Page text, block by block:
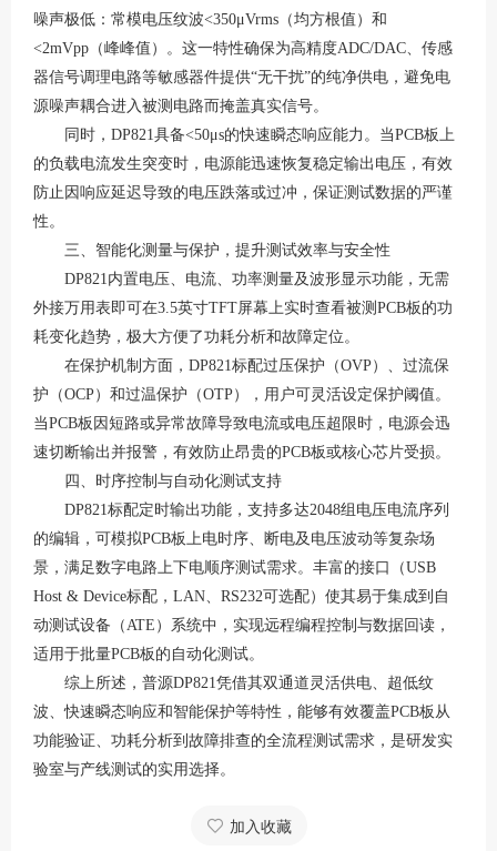
噪声极低：常模电压纹波<350μVrms（均方根值）和
<2mVpp（峰峰值） 。这一特性确保为高精度ADC/DAC、传感
器信号调理电路等敏感器件提供“无干扰”的纯净供电，避免电
源噪声耦合进入被测电路而掩盖真实信号。
同时， DP821具备<50μs的快速瞬态响应能力 。当PCB板上
的负载电流发生突变时，电源能迅速恢复稳定输出电压，有效
防止因响应延迟导致的电压跌落或过冲，保证测试数据的严谨
性。
三、智能化测量与保护，提升测试效率与安全性
DP821内置电压、电流、功率测量及波形显示功能，无需
外接万用表即可在3.5英寸TFT屏幕上实时查看被测PCB板的功
耗变化趋势，极大方便了功耗分析和故障定位。
在保护机制方面， DP821标配过压保护（OVP）、过流保
护（OCP）和过温保护（OTP），用户可灵活设定保护阈值。
当PCB板因短路或异常故障导致电流或电压超限时，电源会迅
速切断输出并报警，有效防止昂贵的PCB板或核心芯片受损。
四、时序控制与自动化测试支持
DP821标配定时输出功能，支持多达2048组电压电流序列
的编辑，可模拟PCB板上电时序、断电及电压波动等复杂场
景，满足数字电路上下电顺序测试需求。丰富的接口（USB
Host & Device标配，LAN、RS232可选配）使其易于集成到自
动测试设备（ATE）系统中，实现远程编程控制与数据回读，
适用于批量PCB板的自动化测试。
综上所述，普源DP821凭借其双通道灵活供电、超低纹
波、快速瞬态响应和智能保护等特性，能够有效覆盖PCB板从
功能验证、功耗分析到故障排查的全流程测试需求，是研发实
验室与产线测试的实用选择。
加入收藏